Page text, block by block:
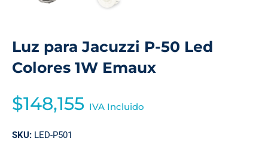
Luz para Jacuzzi P-50 Led
Colores 1W Emaux
$148,155 IVA Incluido
SKU: LED-P501